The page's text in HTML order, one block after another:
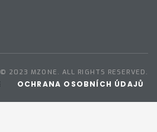
© 2023 MZONE. ALL RIGHTS RESERVED.
OCHRANA OSOBNÍCH ÚDAJŮ